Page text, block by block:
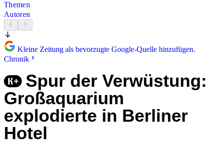
Themen
Autoren
Kleine Zeitung als bevorzugte Google-Quelle hinzufügen.
Chronik
Spur der Verwüstung:
Großaquarium
explodierte in Berliner
Hotel